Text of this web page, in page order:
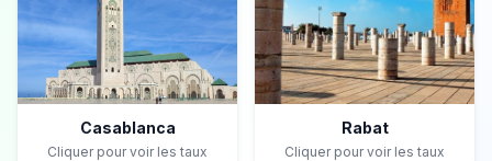
Casablanca
Cliquer pour voir les taux
Rabat
Cliquer pour voir les taux